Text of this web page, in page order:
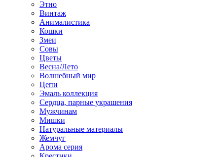
Этно
Винтаж
Анималистика
Кошки
Змеи
Совы
Цветы
Весна/Лето
Волшебный мир
Цепи
Эмаль коллекция
Сердца, парные украшения
Мужчинам
Мишки
Натуральные материалы
Жемчуг
Арома серия